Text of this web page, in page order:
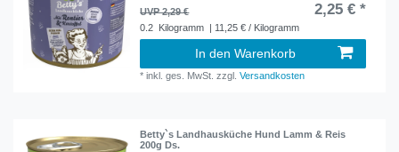
UVP 2,29 € 2,25 € *
0.2 Kilogramm | 11,25 € / Kilogramm
In den Warenkorb
*inkl. ges. MwSt. zzgl.Versandkosten
Betty`s Landhausküche Hund Lamm & Reis
200g Ds.